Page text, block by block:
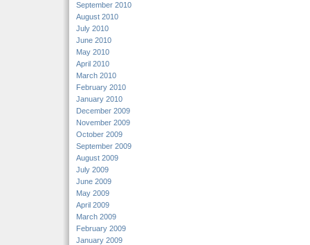
September 2010
August 2010
July 2010
June 2010
May 2010
April 2010
March 2010
February 2010
January 2010
December 2009
November 2009
October 2009
September 2009
August 2009
July 2009
June 2009
May 2009
April 2009
March 2009
February 2009
January 2009